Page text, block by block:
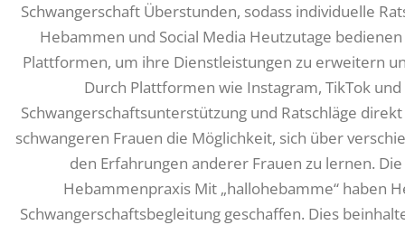
Schwangerschaft Überstunden, sodass individuelle
Hebammen und Social Media Heutzutage
Plattformen, um ihre Dienstleistungen zu erweitern
Durch Plattformen wie Instagram, TikTok
Schwangerschaftsunterstützung und Ratschläge
schwangeren Frauen die Möglichkeit, sich über
den Erfahrungen anderer Frauen zu lernen.
Hebammenpraxis Mit „hallohebamme“ haben
Schwangerschaftsbegleitung geschaffen. Dies